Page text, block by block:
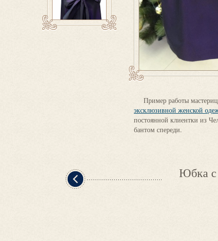
Пример работы
эксклюзивной женской
постоянной клиентки из
бантом спереди.
Юбка с